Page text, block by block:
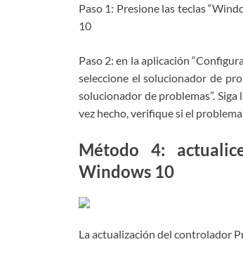
Paso 1: Presione las teclas
10
Paso 2: en la aplicación
seleccione el solucionador de
solucionador de problemas”.
vez hecho, verifique si el
Método 4:
Windows 10
La actualización del controlador